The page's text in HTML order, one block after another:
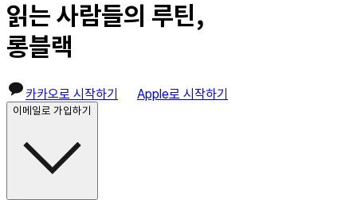
읽는 사람들의 루틴,
롱블랙
카카오로 시작하기 Apple로 시작하기
이메일로 가입하기